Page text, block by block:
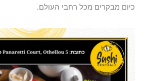
כיום מבקרים מכל רחבי העולם.